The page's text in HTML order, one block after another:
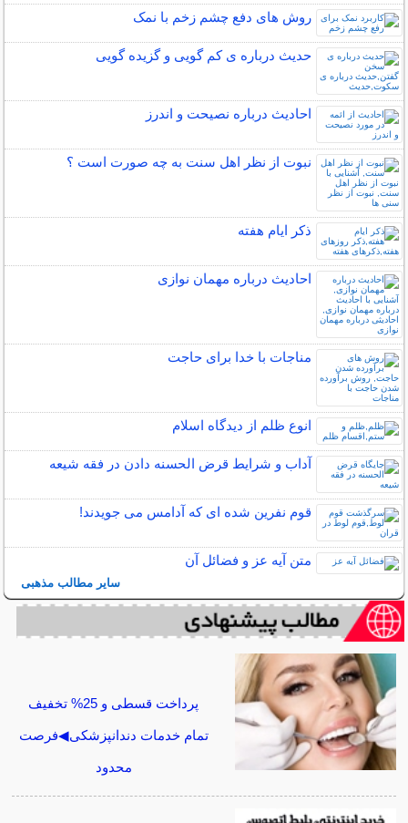
روش های دفع چشم زخم با نمک
حدیث درباره ی کم گویی و گزیده گویی
احادیث درباره نصیحت و اندرز
نبوت از نظر اهل سنت به چه صورت است ؟
ذکر ایام هفته
احادیث درباره مهمان نوازی
مناجات با خدا برای حاجت
انوع ظلم از دیدگاه اسلام
آداب و شرایط قرض الحسنه دادن در فقه شیعه
قوم نفرین شده ای که آدامس می جویدند!
متن آیه عز و فضائل آن
سایر مطالب مذهبی
پرداخت قسطی و 25% تخفیف
تمام خدمات دندانپزشکی◀فرصت
محدود